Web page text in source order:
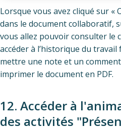
Lorsque vous avez cliqué sur «
dans le document collaboratif,
vous allez pouvoir consulter le
accéder à l’historique du
mettre une note et un
imprimer le document en PDF.
12. Accéder à
des activités